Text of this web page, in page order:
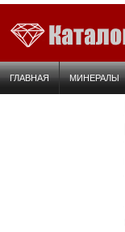
ГЛАВНАЯ МИНЕРАЛЫ